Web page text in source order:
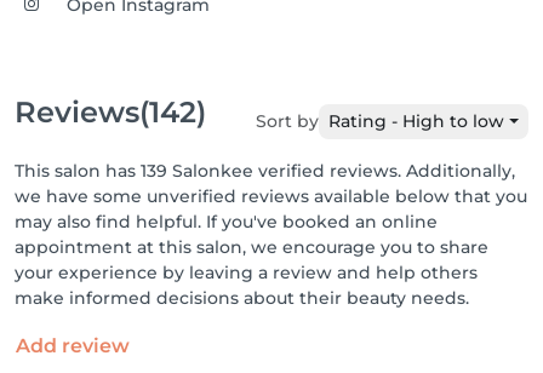
Open Instagram
Reviews(142) Sort by Rating - High to low
This salon has 139 Salonkee verified reviews. Additionally,
we have some unverified reviews available below that you
may also find helpful. If you've booked an online
appointment at this salon, we encourage you to share
your experience by leaving a review and help others
make informed decisions about their beauty needs.
Add review